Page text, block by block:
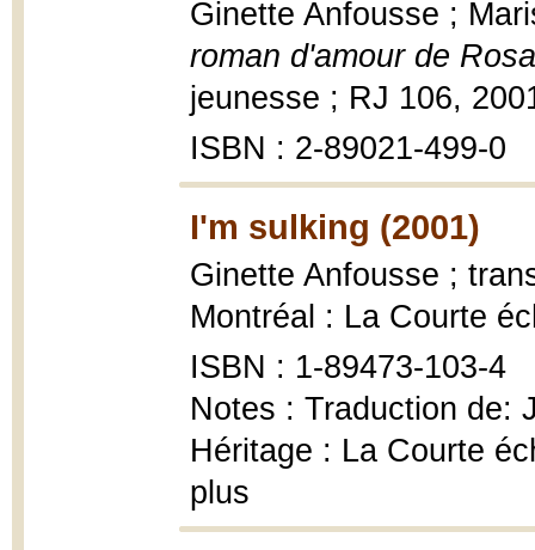
Ginette Anfousse ;
roman d'amour de
jeunesse ; RJ 106,
ISBN : 2-89021-499-0
I'm sulking (2001)
Ginette Anfousse ;
Montréal : La Courte
ISBN : 1-89473-103-4
Notes : Traduction de:
Héritage : La Courte
plus